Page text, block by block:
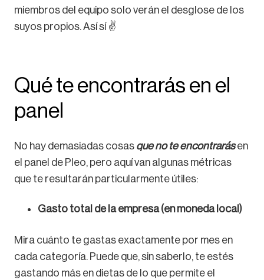
miembros del equipo solo verán el desglose de los
suyos propios. Así sí ✌️
Qué te encontrarás en el
panel
No hay demasiadas cosas que no te encontrarásen
el panel de Pleo, pero aquí van algunas métricas
que te resultarán particularmente útiles:
Gasto total de la empresa (en moneda local)
Mira cuánto te gastas exactamente por mes en
cada categoría. Puede que, sin saberlo, te estés
gastando más en dietas de lo que permite el